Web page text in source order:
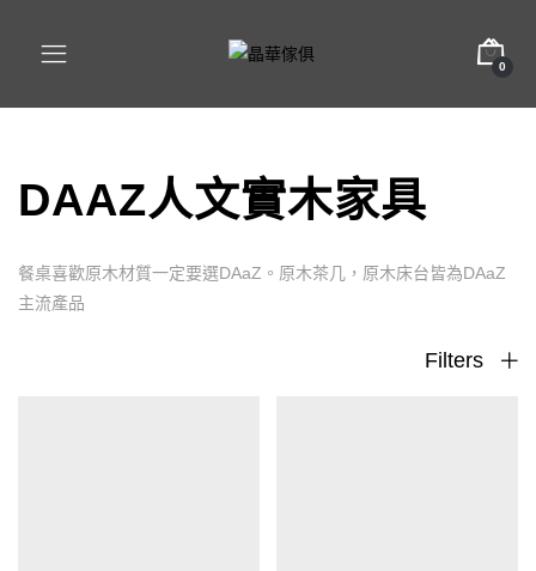
0
DAAZ人文實木家具
餐桌喜歡原木材質一定要選DAaZ。原木茶几，原木床台皆為DAaZ
主流產品
Filters